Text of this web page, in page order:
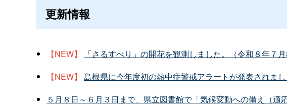
更新情報
【NEW】 「さるすべり」の開花を観測しました。（令和８年７月
【NEW】
島根県に今年度初の熱中症警戒アラートが発表されまし
５月８日～６月３日まで、県立図書館で「気候変動への備え（適